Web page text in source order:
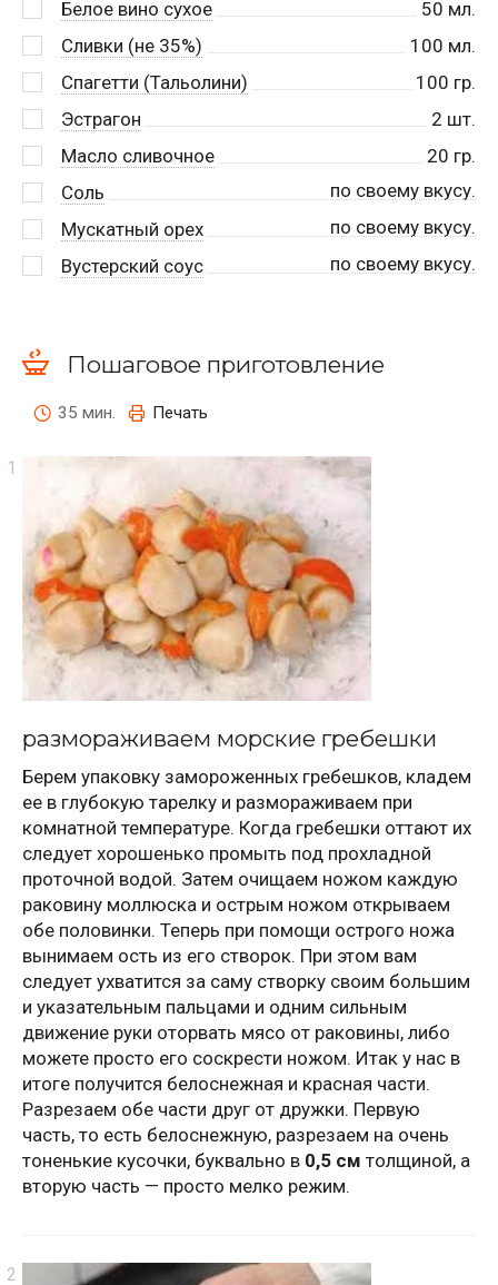
Белое вино сухое 50 мл.
Сливки (не 35%)
100 мл.
Спагетти (Тальолини)
100 гр.
Эстрагон
2 шт.
Масло сливочное
20 гр.
Соль
по своему вкусу.
Мускатный орех
по своему вкусу.
Вустерский соус
по своему вкусу.
Пошаговое приготовление
35 мин. Печать
размораживаем морские гребешки
Берем упаковку замороженных гребешков, кладем
ее в глубокую тарелку и размораживаем при
комнатной температуре. Когда гребешки оттают их
следует хорошенько промыть под прохладной
проточной водой. Затем очищаем ножом каждую
раковину моллюска и острым ножом открываем
обе половинки. Теперь при помощи острого ножа
вынимаем ость из его створок. При этом вам
следует ухватится за саму створку своим большим
и указательным пальцами и одним сильным
движение руки оторвать мясо от раковины, либо
можете просто его соскрести ножом. Итак у нас в
итоге получится белоснежная и красная части.
Разрезаем обе части друг от дружки. Первую
часть, то есть белоснежную, разрезаем на очень
тоненькие кусочки, буквально в 0,5 см толщиной, а
вторую часть — просто мелко режим.